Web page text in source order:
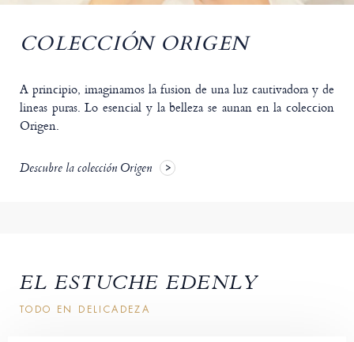
COLECCIÓN ORIGEN
A principio, imaginamos la fusion de una luz cautivadora y de
lineas puras. Lo esencial y la belleza se aunan en la coleccion
Origen.
Descubre la colección Origen
EL ESTUCHE EDENLY
TODO EN DELICADEZA